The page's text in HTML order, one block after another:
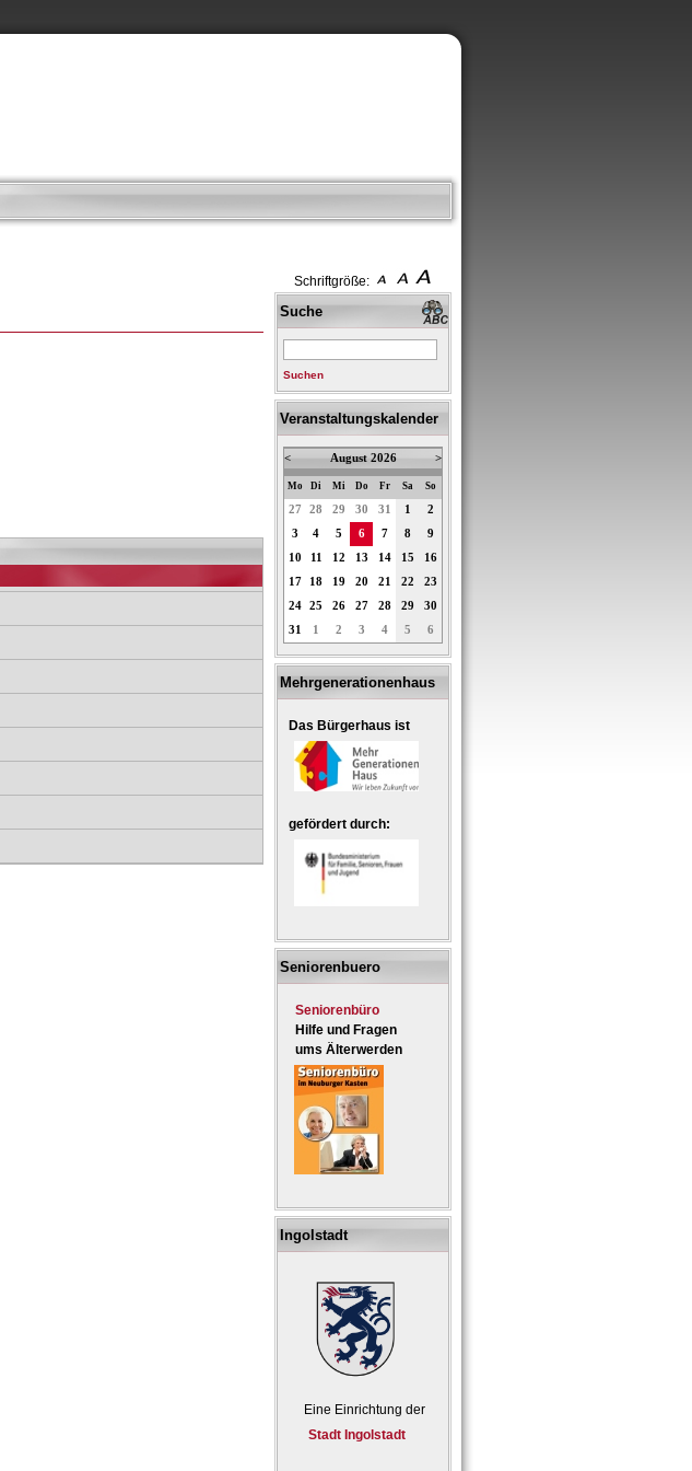
Schriftgröße:
Suche
Suchen
Veranstaltungskalender
< August 2026 >
Mo Di Mi Do Fr Sa So
27 28 29 30 31 1
2
3
4 5 6 7 8
9
10
11 12 13 14 15
16
17
18 19 20 21 22
23
24
25 26 27 28 29
30
31
1 2 3 4 5 6
Mehrgenerationenhaus
Das Bürgerhaus ist
gefördert durch:
Seniorenbuero
Seniorenbüro
Hilfe und Fragen
ums Älterwerden
Ingolstadt
Eine Einrichtung der
Stadt Ingolstadt